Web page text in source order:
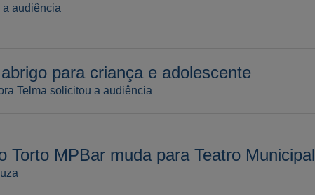
audiência
para criança e adolescente
Telma solicitou a audiência
Torto MPBar muda para Teatro Municipal